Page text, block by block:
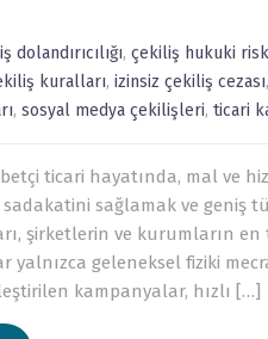
dolandırıcılığı, çekiliş hukuki
kuralları, izinsiz çekiliş cezası,
, sosyal medya çekilişleri, ticari
ticari hayatında, mal ve
sağlamak ve geniş
şirketlerin ve kurumların
yalnızca geleneksel fiziki
kampanyalar, hızlı […]